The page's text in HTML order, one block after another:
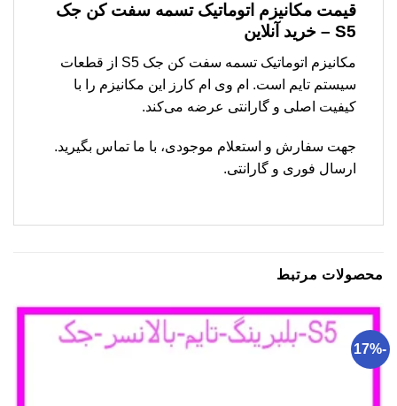
قیمت مکانیزم اتوماتیک تسمه سفت کن جک
S5 – خرید آنلاین
مکانیزم اتوماتیک تسمه سفت کن جک S5 از قطعات
سیستم تایم است. ام وی ام کارز این مکانیزم را با
کیفیت اصلی و گارانتی عرضه می‌کند.
جهت سفارش و استعلام موجودی، با ما تماس بگیرید.
ارسال فوری و گارانتی.
محصولات مرتبط
-17%